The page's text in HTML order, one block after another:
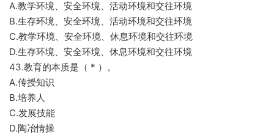
A.教学环境、安全环境、活动环境和交往环境
B.生存环境、安全环境、活动环境和交往环境
C.教学环境、安全环境、休息环境和交往环境
D.生存环境、安全环境、休息环境和交往环境
43.教育的本质是（ * ）。
A.传授知识
B.培养人
C.发展技能
D.陶冶情操